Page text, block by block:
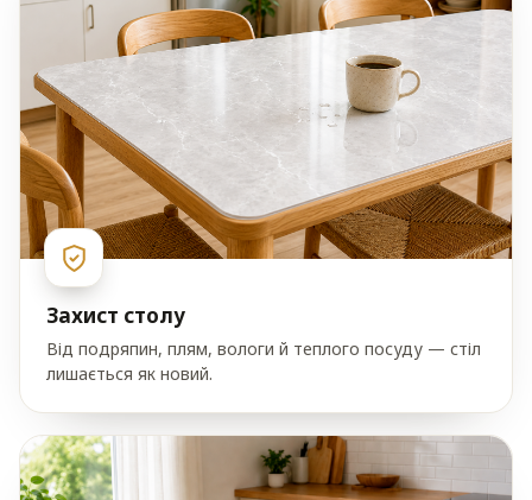
Захист столу
Від подряпин, плям, вологи й теплого посуду — стіл
лишається як новий.